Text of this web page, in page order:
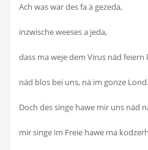
Ach was war des fa ä gezeda,
inzwische weeses a jeda,
dass ma weje dem Virus näd feiern
näd blos bei uns, nä im gonze Lond.
Doch des singe hawe mir uns näd
mir singe im Freie hawe ma